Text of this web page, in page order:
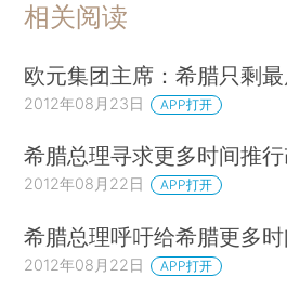
相关阅读
欧元集团主席：希腊只剩
2012年08月23日 APP打开
希腊总理寻求更多时间推
2012年08月22日 APP打开
希腊总理呼吁给希腊更多
2012年08月22日 APP打开